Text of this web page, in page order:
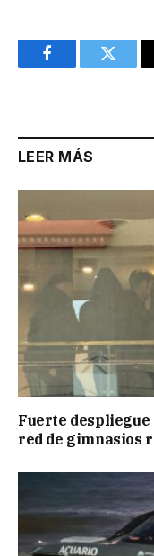
FacebookTwitter
LEER MÁS
Fuerte
red de gimnasios